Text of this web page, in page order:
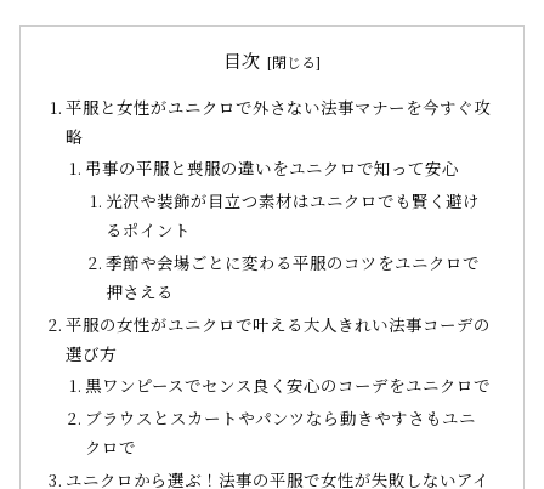
目次
平服と女性がユニクロで外さない法事マナーを今すぐ攻
略
弔事の平服と喪服の違いをユニクロで知って安心
光沢や装飾が目立つ素材はユニクロでも賢く避け
るポイント
季節や会場ごとに変わる平服のコツをユニクロで
押さえる
平服の女性がユニクロで叶える大人きれい法事コーデの
選び方
黒ワンピースでセンス良く安心のコーデをユニクロで
ブラウスとスカートやパンツなら動きやすさもユニ
クロで
ユニクロから選ぶ！法事の平服で女性が失敗しないアイ